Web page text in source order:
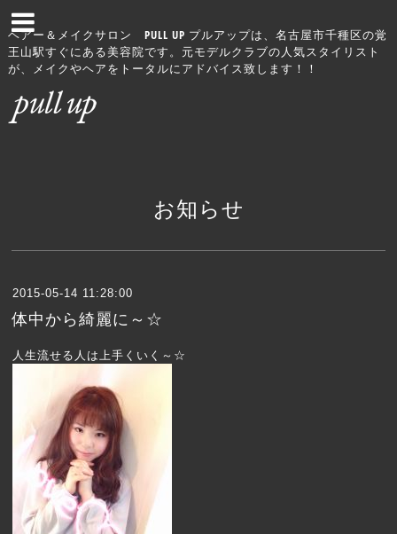
ヘアー＆メイクサロン PULL UP プルアップは、名古屋市千種区の覚
王山駅すぐにある美容院です。元モデルクラブの人気スタイリスト
が、メイクやヘアをトータルにアドバイス致します！！
お知らせ
2015-05-14 11:28:00
体中から綺麗に～☆
人生流せる人は上手くいく～☆